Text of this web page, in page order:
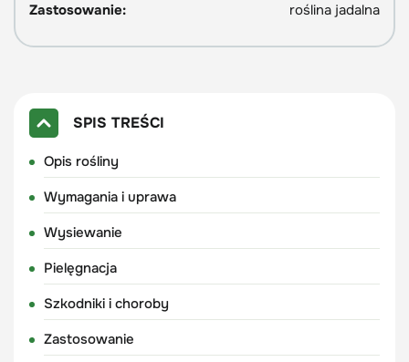
Zastosowanie:
roślina jadalna
SPIS TREŚCI
Opis rośliny
Wymagania i uprawa
Wysiewanie
Pielęgnacja
Szkodniki i choroby
Zastosowanie